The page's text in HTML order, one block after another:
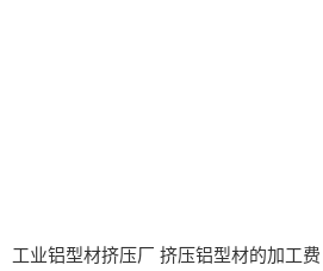
工业铝型材挤压厂 挤压铝型材的加工费